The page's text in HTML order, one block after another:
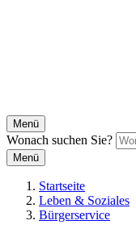
Menü
Wonach suchen Sie?
Menü
Startseite
Leben & Soziales
Bürgerservice